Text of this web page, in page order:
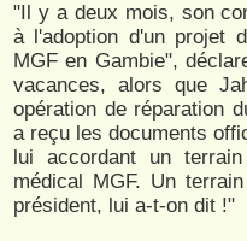
"Il y a deux mois, son
à l'adoption d'un projet
MGF en Gambie",
vacances, alors que
opération de réparation
a reçu les documents
lui accordant un
médical MGF. Un
président, lui a-t-on dit !"